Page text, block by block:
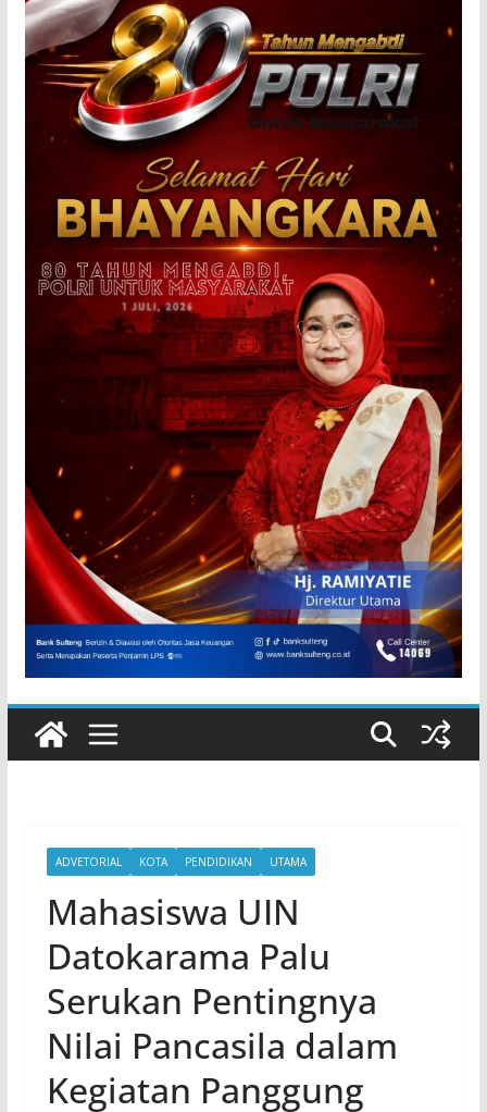
ADVETORIAL KOTA PENDIDIKAN UTAMA
Mahasiswa UIN
Datokarama Palu
Serukan Pentingnya
Nilai Pancasila dalam
Kegiatan Panggung